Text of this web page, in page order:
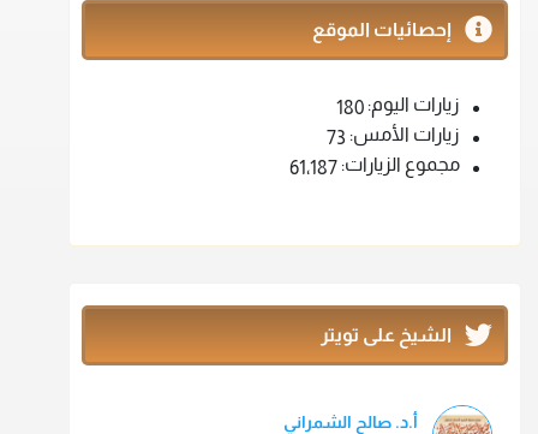
إحصائيات الموقع
زيارات اليوم:180
زيارات الأمس: 73
مجموع الزيارات:61٬187
الشيخ على تويتر
أ.د. صالح الشمراني